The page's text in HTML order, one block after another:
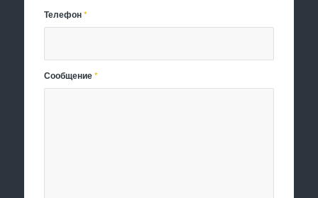
Телефон*
Сообщение*